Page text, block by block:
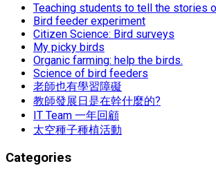
Teaching students to tell the stories
Bird feeder experiment
Citizen Science: Bird surveys
My picky birds
Organic farming: help the birds.
Science of bird feeders
老師也有學習障礙
教師發展日是在幹什麼的?
IT Team 一年回顧
太空種子種植活動
Categories